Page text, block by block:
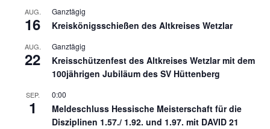
AUG.
16
Ganztägig
Kreiskönigsschießen des Altkreises Wetzlar
AUG.
22
Ganztägig
Kreisschützenfest des Altkreises Wetzlar mit dem
100jährigen Jubiläum des SV Hüttenberg
SEP.
1
0:00
Meldeschluss Hessische Meisterschaft für die
Disziplinen 1.57./ 1.92. und 1.97. mit DAVID 21